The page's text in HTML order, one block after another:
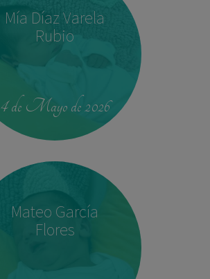
Mía Díaz Varela
Rubio
4 de Mayo de 2026
Mateo García
Flores